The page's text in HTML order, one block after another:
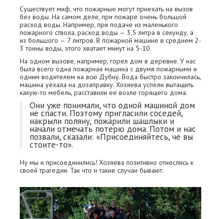
Существует миф, что пожарные могут приехать на вызов
без воды. На самом деле, при пожаре очень большой
расход воды. Например, при подаче из маленького
пожарного ствола, расход воды — 3,5 литра в секунду, а
из большого — 7 литров. В пожарной машине в среднем 2-
3 тонны воды, этого хватает минут на 5-10.
На одном вызове, например, горел дом в деревне. У нас
была всего одна пожарная машина с двумя пожарными и
одним водителем на всю Дубну. Вода быстро закончилась,
машина уехала на дозаправку. Хозяева успели вытащить
какую-то мебель, расставили ее возле горящего дома.
Они уже понимали, что одной машиной дом
не спасти. Поэтому пригласили соседей,
накрыли поляну, пожарили шашлыки и
начали отмечать потерю дома. Потом и нас
позвали, сказали: «Присоединяйтесь, че вы
стоите-то».
Ну мы и присоединились! Хозяева позитивно отнеслись к
своей трагедии. Так что и такие случаи бывают.